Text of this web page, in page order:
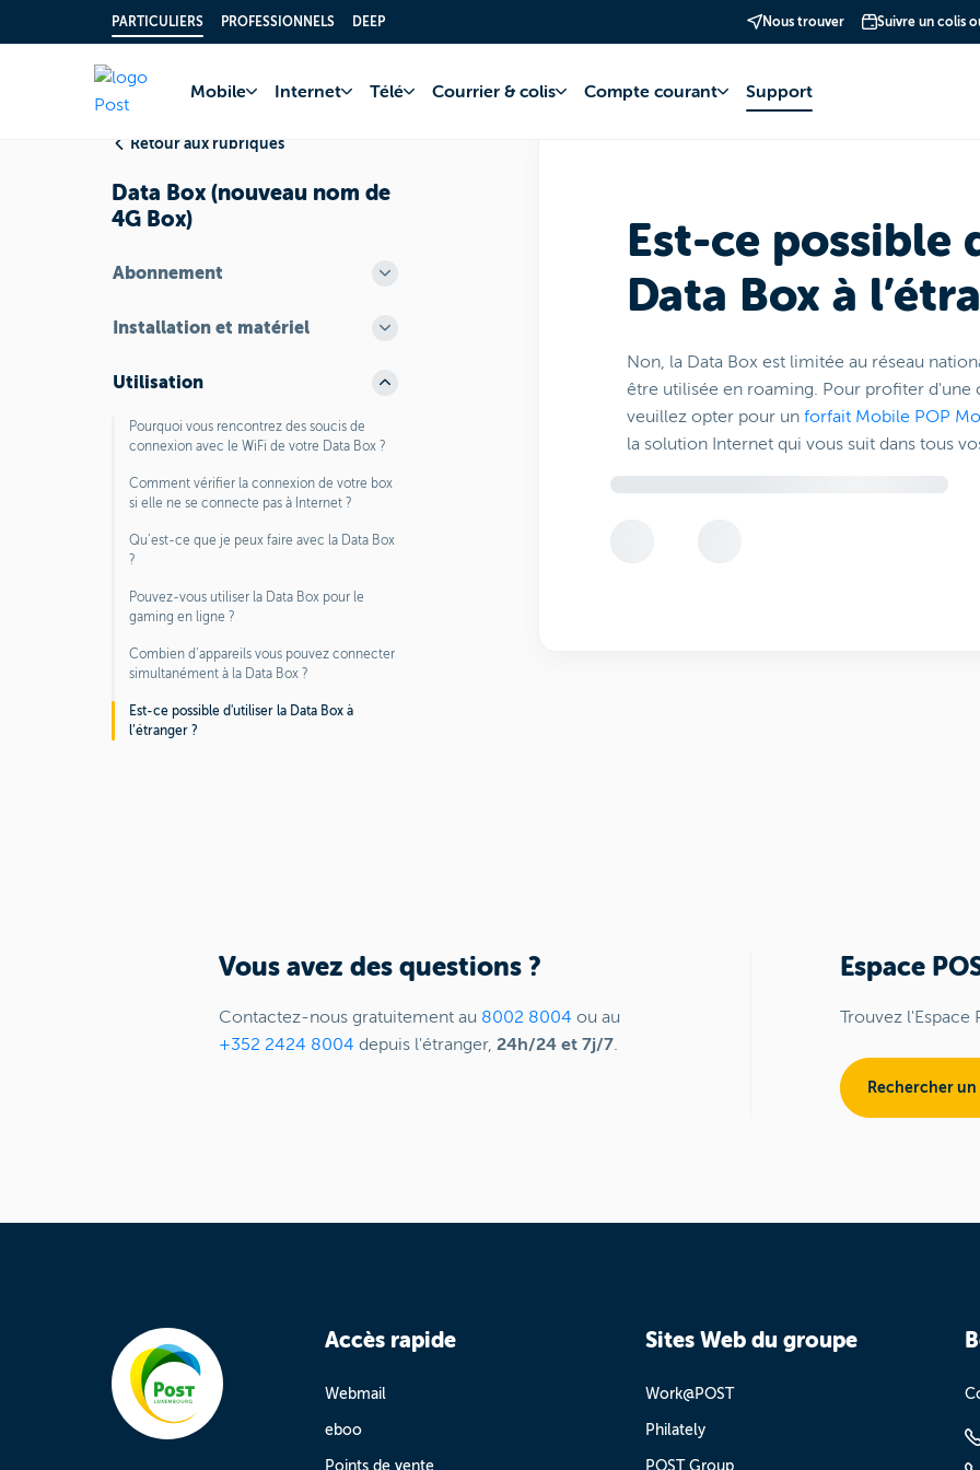
PARTICULIERS PROFESSIONNELS DEEP Nous trouver Suivre un colis
Mobile Internet Télé Courrier & colis Compte courant Support
Retour aux rubriques
Data Box (nouveau nom de
4G Box)
Abonnement
Installation et matériel
Utilisation
Pourquoi vous rencontrez des soucis de
connexion avec le WiFi de votre Data Box ?
Comment vérifier la connexion de votre box
si elle ne se connecte pas à Internet ?
Qu’est-ce que je peux faire avec la Data Box
?
Pouvez-vous utiliser la Data Box pour le
gaming en ligne ?
Combien d’appareils vous pouvez connecter
simultanément à la Data Box ?
Est-ce possible d'utiliser la Data Box à
l’étranger ?
Est-ce possible
Data Box à
Non, la Data Box est limitée au réseau
être utilisée en roaming. Pour profiter
veuillez opter pour un forfait Mobile POP
la solution Internet qui vous suit dans tous
Vous avez des questions ?
Contactez-nous gratuitement au 8002 8004 ou au
+352 2424 8004 depuis l'étranger, 24h/24 et 7j/7.
Espace
Trouvez l'Espace
Rechercher
Accès rapide
Webmail
eboo
Points de vente
Sites Web du groupe
Work@POST
Philately
POST Group